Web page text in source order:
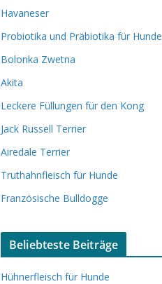
Havaneser
Probiotika und Präbiotika für Hunde
Bolonka Zwetna
Akita
Leckere Füllungen für den Kong
Jack Russell Terrier
Airedale Terrier
Truthahnfleisch für Hunde
Französische Bulldogge
Beliebteste Beiträge
Hühnerfleisch für Hunde